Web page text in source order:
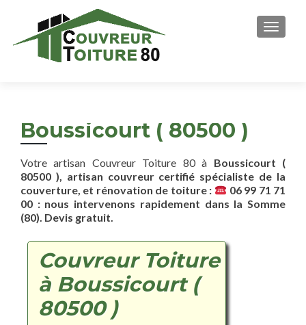
Boussicourt ( 80500 )
Votre artisan Couvreur Toiture 80 à Boussicourt (
80500 ), artisan couvreur certifié spécialiste de la
couverture, et rénovation de toiture :
06 99 71 71
00 : nous intervenons rapidement dans la Somme
(80). Devis gratuit.
Couvreur Toiture
à Boussicourt (
80500 )